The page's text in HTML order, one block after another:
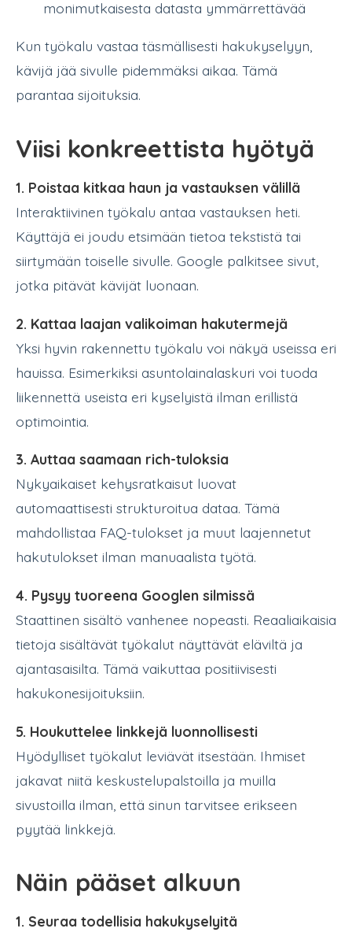
monimutkaisesta datasta ymmärrettävää
Kun työkalu vastaa täsmällisesti hakukyselyyn,
kävijä jää sivulle pidemmäksi aikaa. Tämä
parantaa sijoituksia.
Viisi konkreettista hyötyä
1. Poistaa kitkaa haun ja vastauksen välillä
Interaktiivinen työkalu antaa vastauksen heti.
Käyttäjä ei joudu etsimään tietoa tekstistä tai
siirtymään toiselle sivulle. Google palkitsee sivut,
jotka pitävät kävijät luonaan.
2. Kattaa laajan valikoiman hakutermejä
Yksi hyvin rakennettu työkalu voi näkyä useissa eri
hauissa. Esimerkiksi asuntolainalaskuri voi tuoda
liikennettä useista eri kyselyistä ilman erillistä
optimointia.
3. Auttaa saamaan rich-tuloksia
Nykyaikaiset kehysratkaisut luovat
automaattisesti strukturoitua dataa. Tämä
mahdollistaa FAQ-tulokset ja muut laajennetut
hakutulokset ilman manuaalista työtä.
4. Pysyy tuoreena Googlen silmissä
Staattinen sisältö vanhenee nopeasti. Reaaliaikaisia
tietoja sisältävät työkalut näyttävät eläviltä ja
ajantasaisilta. Tämä vaikuttaa positiivisesti
hakukonesijoituksiin.
5. Houkuttelee linkkejä luonnollisesti
Hyödylliset työkalut leviävät itsestään. Ihmiset
jakavat niitä keskustelupalstoilla ja muilla
sivustoilla ilman, että sinun tarvitsee erikseen
pyytää linkkejä.
Näin pääset alkuun
1. Seuraa todellisia hakukyselyitä